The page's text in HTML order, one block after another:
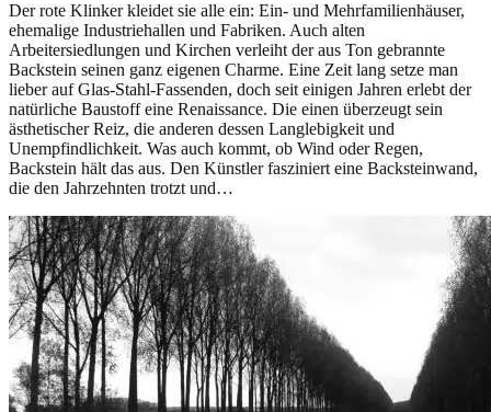
Der rote Klinker kleidet sie alle ein: Ein- und Mehrfamilienhäuser,
ehemalige Industriehallen und Fabriken. Auch alten
Arbeitersiedlungen und Kirchen verleiht der aus Ton gebrannte
Backstein seinen ganz eigenen Charme. Eine Zeit lang setze man
lieber auf Glas-Stahl-Fassenden, doch seit einigen Jahren erlebt der
natürliche Baustoff eine Renaissance. Die einen überzeugt sein
ästhetischer Reiz, die anderen dessen Langlebigkeit und
Unempfindlichkeit. Was auch kommt, ob Wind oder Regen,
Backstein hält das aus. Den Künstler fasziniert eine Backsteinwand,
die den Jahrzehnten trotzt und…